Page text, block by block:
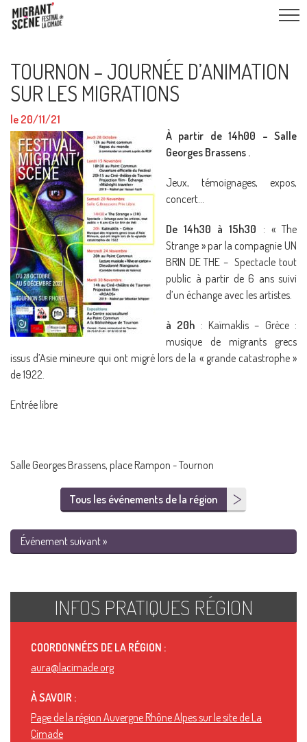
TOURNON – JOURNÉE D’ANIMATION
SUR LES MIGRATIONS
le 20/11/21
À partir de 14h00 – Salle
Georges Brassens .
Jeux, témoignages, expos,
concert…
De 14h30 à 15h30 : « The
Strange » par la compagnie UN
BRIN DE THE – Spectacle tout
public à partir de 6 ans suivi
d’un échange avec les artistes.
à 20h : Kaïmaklis – Grèce :
musique de migrants grecs
issus d’Asie mineure qui ont migré lors de la « grande catastrophe »
de 1922.
Entrée libre
Salle Georges Brassens, place Rampon - Tournon
Tous les événements de la région
Événement suivant »
INFOS PRATIQUES RÉGION
COORDONNÉES DE LA RÉGION :
aura@lacimade.org
À SAVOIR :
Page de la région Auvergne Rhône Alpes sur le site de La
Cimade